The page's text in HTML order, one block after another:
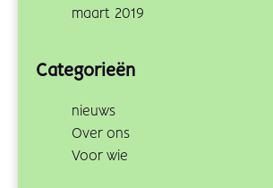
maart 2019
Categorieën
nieuws
Over ons
Voor wie